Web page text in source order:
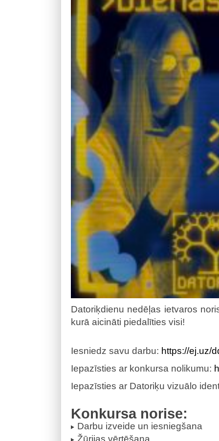
Datoriķdienu nedēļas ietvaros
kurā aicināti piedalīties visi!
Iesniedz savu darbu: https://ej.uz/
Iepazīsties ar konkursa nolikumu:
Iepazīsties ar Datoriķu vizuālo
Konkursa norise:
Darbu izveide un iesniegšana
Žūrijas vērtēšana